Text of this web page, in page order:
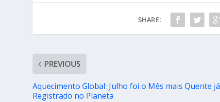
SHARE:
PREVIOUS
Aquecimento Global: Julho foi o Mês mais Quente já
Registrado no Planeta